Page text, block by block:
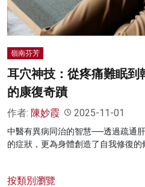
灼見活動
嶺南芬芳
耳穴神技：從疼痛難眠到
的康復奇蹟
作者: 陳妙霞 2025-11-01
中醫有異病同治的智慧──透過疏通
的症狀，更為身體創造了自我修復的
按類別瀏覽